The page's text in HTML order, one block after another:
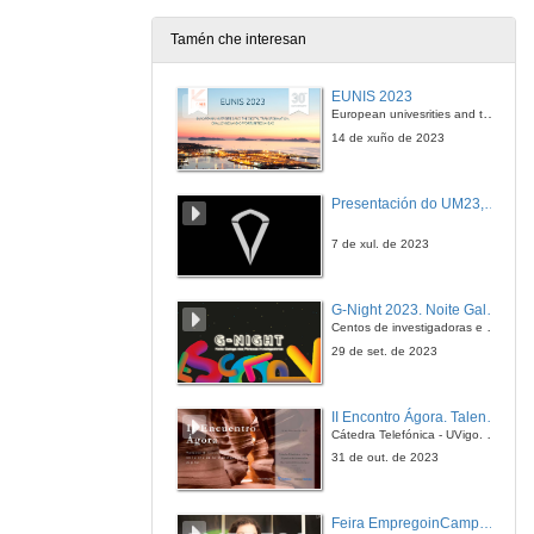
Tamén che interesan
EUNIS 2023
European univesrities and the digital transformation: challenges and opportunities ahead
14 de xuño de 2023
7 de xul. de 2023
G-Night 2023. Noite Galega das Persoas Investigadoras. Conciencias creativas
Centos de investigadoras e investigadores, decenas de actividades e sete cidades
29 de set. de 2023
Cátedra Telefónica - UVigo. Espazos de innovación
31 de out. de 2023
Feira EmpregoinCampus Vigo 2024